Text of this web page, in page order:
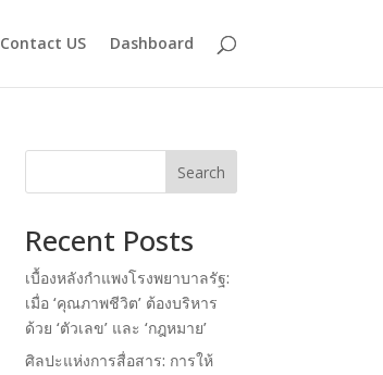
Contact US Dashboard
Search
Recent Posts
เบื้องหลังกำแพงโรงพยาบาลรัฐ:
เมื่อ ‘คุณภาพชีวิต’ ต้องบริหาร
ด้วย ‘ตัวเลข’ และ ‘กฎหมาย’
ศิลปะแห่งการสื่อสาร: การให้